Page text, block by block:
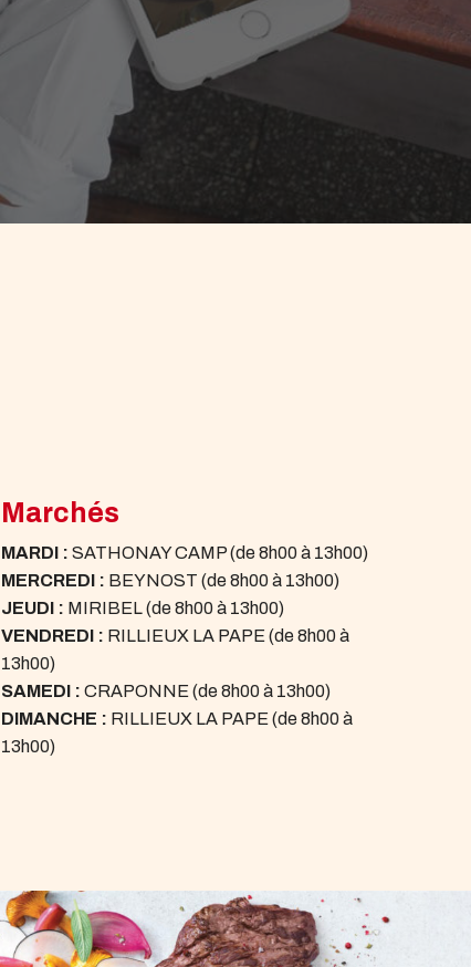
Marchés
MARDI : SATHONAY CAMP (de 8h00 à 13h00)
MERCREDI : BEYNOST (de 8h00 à 13h00)
JEUDI : MIRIBEL (de 8h00 à 13h00)
VENDREDI : RILLIEUX LA PAPE (de 8h00 à
13h00)
SAMEDI : CRAPONNE (de 8h00 à 13h00)
DIMANCHE : RILLIEUX LA PAPE (de 8h00 à
13h00)